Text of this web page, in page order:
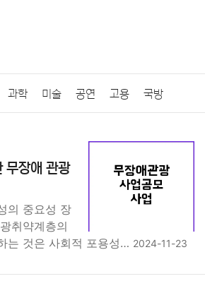
과학 미술 공연 고용 국방
일상 주식 암호화폐 블록체인
물 패션 미용
예 금융 게임 스포츠 사진
무장애 관광
의 중요성 장
취약계층의
는 것은 사회적 포용성… 2024-11-23